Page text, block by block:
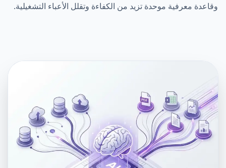
معرفية موحدة تزيد من الكفاءة وتقلل الأعباء التشغيلية.